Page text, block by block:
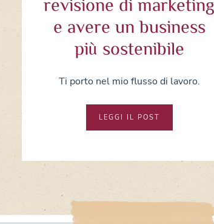
revisione di marketing
e avere un business
più sostenibile
Ti porto nel mio flusso di lavoro.
LEGGI IL POST